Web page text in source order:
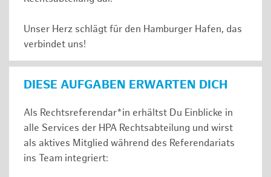
Unser Herz schlägt für den Hamburger Hafen, das
verbindet uns!
DIESE AUFGABEN ERWARTEN DICH
Als Rechtsreferendar*in erhältst Du Einblicke in
alle Services der HPA Rechtsabteilung und wirst
als aktives Mitglied während des Referendariats
ins Team integriert: